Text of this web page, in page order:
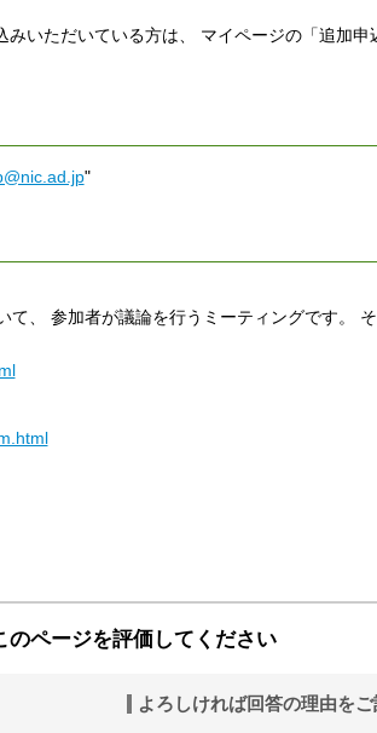
いただいている方は、 マイページの「追加申
"
、 参加者が議論を行うミーティングです。
のページを評価してください
よろしければ回答の理由を